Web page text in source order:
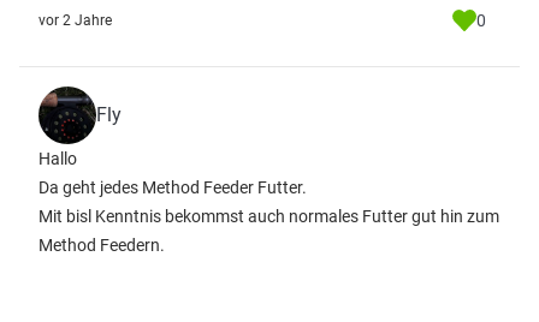
vor 2 Jahre 0
Fly
Hallo
Da geht jedes Method Feeder Futter.
Mit bisl Kenntnis bekommst auch normales Futter gut hin zum
Method Feedern.